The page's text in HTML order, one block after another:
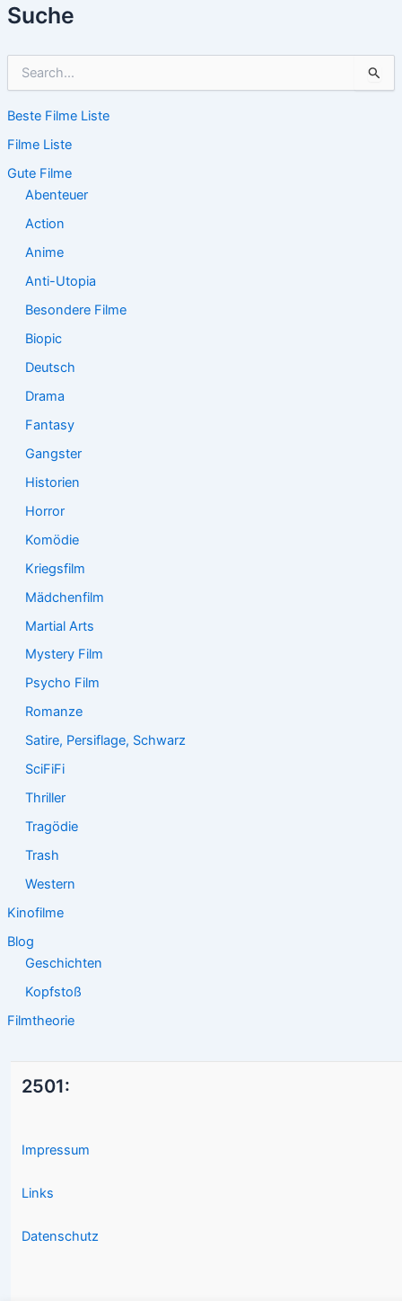
Suche
h
n
n
Beste Filme Liste
Filme Liste
Gute Filme
Abenteuer
Action
Anime
Anti-Utopia
Besondere Filme
Biopic
Deutsch
Drama
Fantasy
Gangster
Historien
Horror
Komödie
Kriegsfilm
Mädchenfilm
Martial Arts
Mystery Film
Psycho Film
Romanze
Satire, Persiflage, Schwarz
SciFiFi
Thriller
Tragödie
Trash
Western
Kinofilme
Blog
Geschichten
Kopfstoß
Filmtheorie
2501:
Impressum
Links
Datenschutz